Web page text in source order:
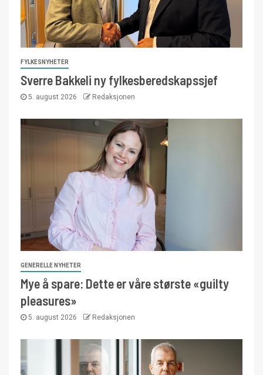
FYLKESNYHETER
Sverre Bakkeli ny fylkesberedskapssjef
5. august 2026 Redaksjonen
GENERELLE NYHETER
Mye å spare: Dette er våre største «guilty
pleasures»
5. august 2026 Redaksjonen